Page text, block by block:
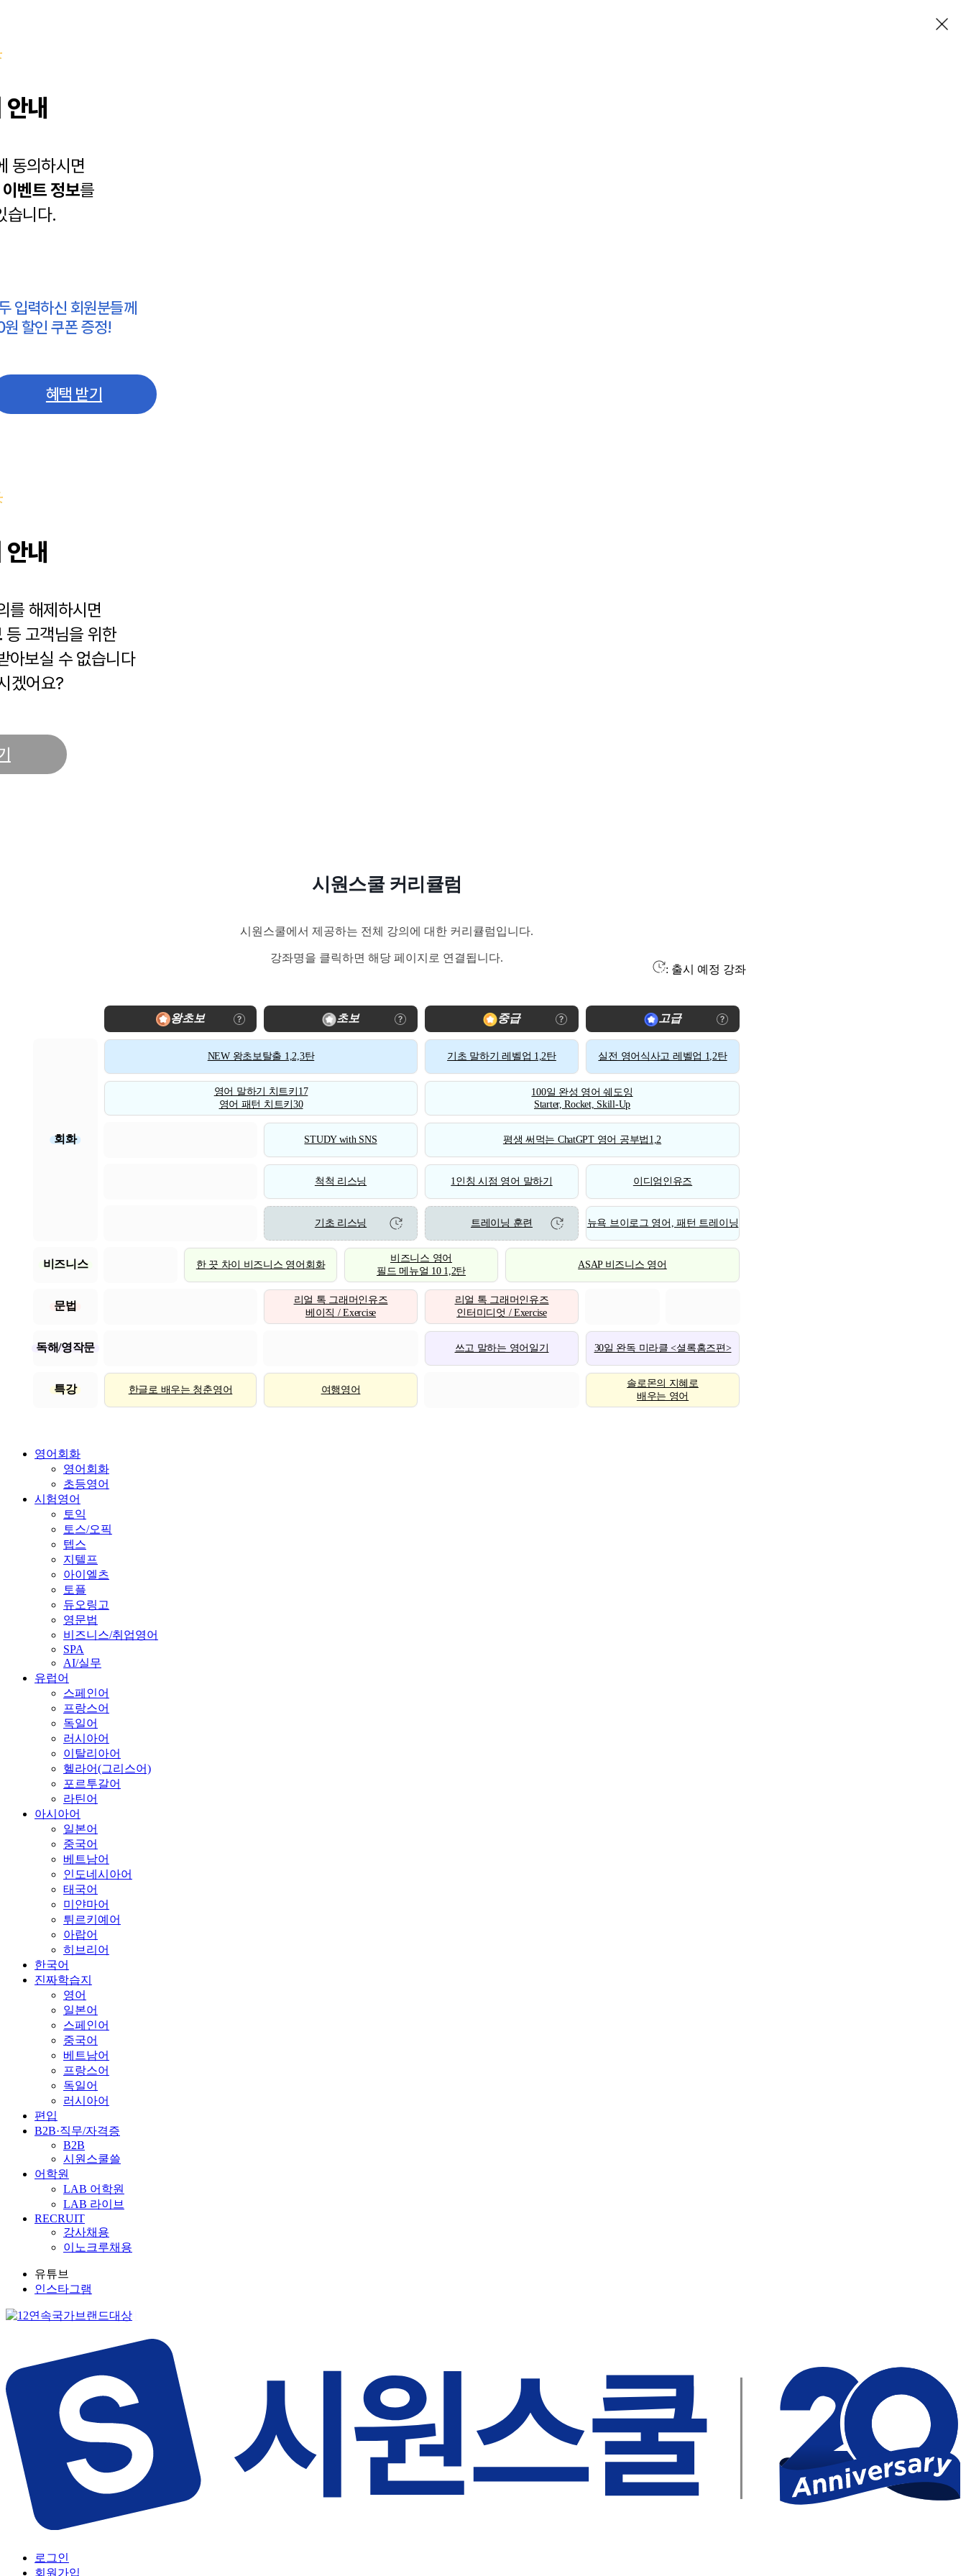
내
동의하시면
이벤트 정보를
습니다.
입력하신 회원분들께
할인 쿠폰 증정!
혜택 받기
내
를 해제하시면
등 고객님을 위한
아보실 수 없습니다
겠어요?
시원스쿨 커리큘럼
시원스쿨에서 제공하는 전체 강의에 대한 커리큘럼입니다.
강좌명을 클릭하면 해당 페이지로 연결됩니다.
: 출시 예정 강좌
왕초보 초보 중급 고급
회화
NEW 왕초보탈출 1,2,3탄 기초 말하기 레벨업 1,2탄 실전 영어식사고 레벨업 1,2탄
영어 말하기 치트키17
영어 패턴 치트키30
100일 완성 영어 쉐도잉
Starter, Rocket, Skill-Up
STUDY with SNS 평생 써먹는 ChatGPT 영어 공부법1,2
척척 리스닝 1인칭 시점 영어 말하기 이디엄인유즈
기초 리스닝 트레이닝 훈련 뉴욕 브이로그 영어, 패턴 트레이닝
비즈니스 한 끗 차이 비즈니스 영어회화
비즈니스 영어
필드 메뉴얼 10 1,2탄
ASAP 비즈니스 영어
문법
리얼 톡 그래머인유즈
베이직 / Exercise
리얼 톡 그래머인유즈
인터미디엇 / Exercise
독해/영작문 쓰고 말하는 영어일기 30일 완독 미라클 <셜록홈즈편>
특강 한글로 배우는 청춘영어 여행영어
솔로몬의 지혜로
배우는 영어
영어회화
영어회화
초등영어
시험영어
토익
토스/오픽
텝스
지텔프
아이엘츠
토플
듀오링고
영문법
비즈니스/취업영어
SPA
AI/실무
유럽어
스페인어
프랑스어
독일어
러시아어
이탈리아어
헬라어(그리스어)
포르투갈어
라틴어
아시아어
일본어
중국어
베트남어
인도네시아어
태국어
미얀마어
튀르키예어
아랍어
히브리어
한국어
진짜학습지
영어
일본어
스페인어
중국어
베트남어
프랑스어
독일어
러시아어
편입
B2B·직무/자격증
B2B
시원스쿨쓸
어학원
LAB 어학원
LAB 라이브
RECRUIT
강사채용
이노크루채용
유튜브
인스타그램
로그인
회원가입